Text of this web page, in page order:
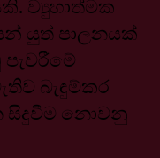
ව්‍යුහාත්මක
යුත් පාලනයක්
බැඳුම්කර
සිදුවීම නොවනු